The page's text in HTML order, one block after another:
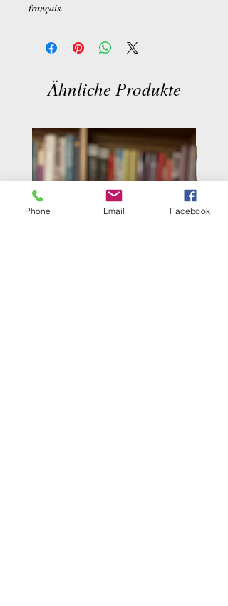
français.
Ähnliche Produkte
Phone Email Facebook